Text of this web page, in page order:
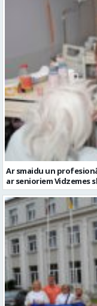
Ar smaidu un
ar senioriem Vidzemes